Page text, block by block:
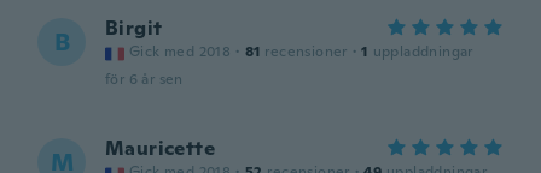
B Birgit
Gick med 2018 · 81 recensioner · 1 uppladdningar
för 6 år sen
M Mauricette